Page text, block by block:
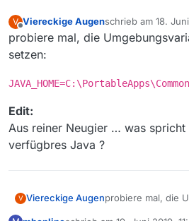
V
Offline
Viereckige Augenschrieb am 18.
zuletzt editiert von
probiere mal, die
setzen:
Edit:
Aus reiner Neugier … was
verfügbres Java ?
V Viereckige Augenprobiere mal, die